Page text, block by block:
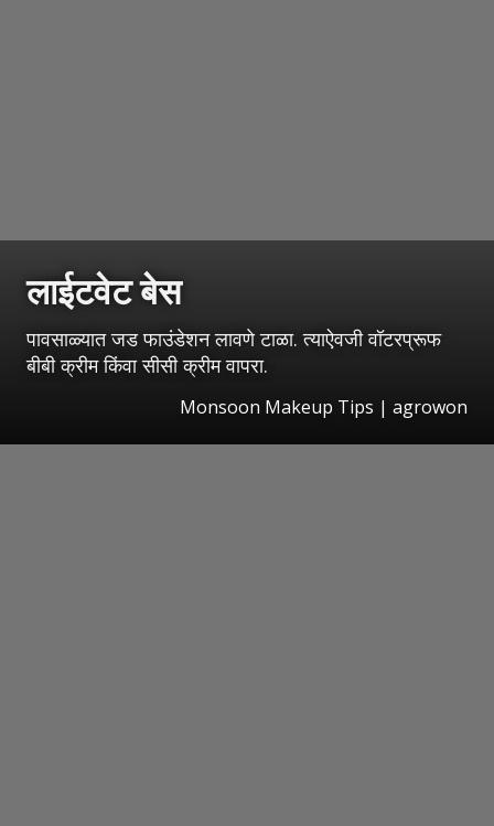
लाईटवेट बेस
पावसाळ्यात जड फाउंडेशन लावणे टाळा. त्याऐवजी वॉटरप्रूफ
बीबी क्रीम किंवा सीसी क्रीम वापरा.
Monsoon Makeup Tips | agrowon